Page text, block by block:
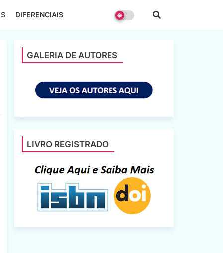
DIFERENCIAIS
GALERIA DE AUTORES
LIVRO REGISTRADO